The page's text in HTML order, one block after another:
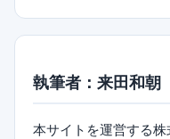
執筆者：来田和朝
本サイトを運営する